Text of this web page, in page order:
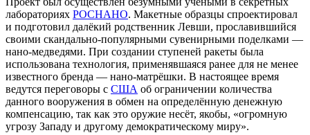
лабораториях РОСНАНО. Макетные образцы спроектировал
и подготовил далёкий родственник Левши, прославившийся
своими скандально-популярными сувенирными поделками —
нано-медведями. При создании ступеней ракеты была
использована технология, применявшаяся ранее для не менее
известного бренда — нано-матрёшки. В настоящее время
ведутся переговоры с США об ограничении количества
данного вооружения в обмен на определённую денежную
компенсацию, так как это оружие несёт, якобы, «огромную
угрозу Западу и другому демократическому миру».